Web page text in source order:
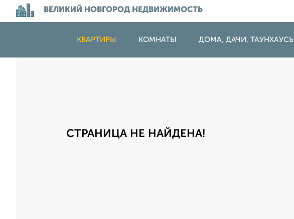
ВЕЛИКИЙ НОВГОРОД НЕДВИЖИМОСТЬ
КВАРТИРЫ КОМНАТЫ ДОМА, ДАЧИ, ТАУНХАУСЫ
СТРАНИЦА НЕ НАЙДЕНА!